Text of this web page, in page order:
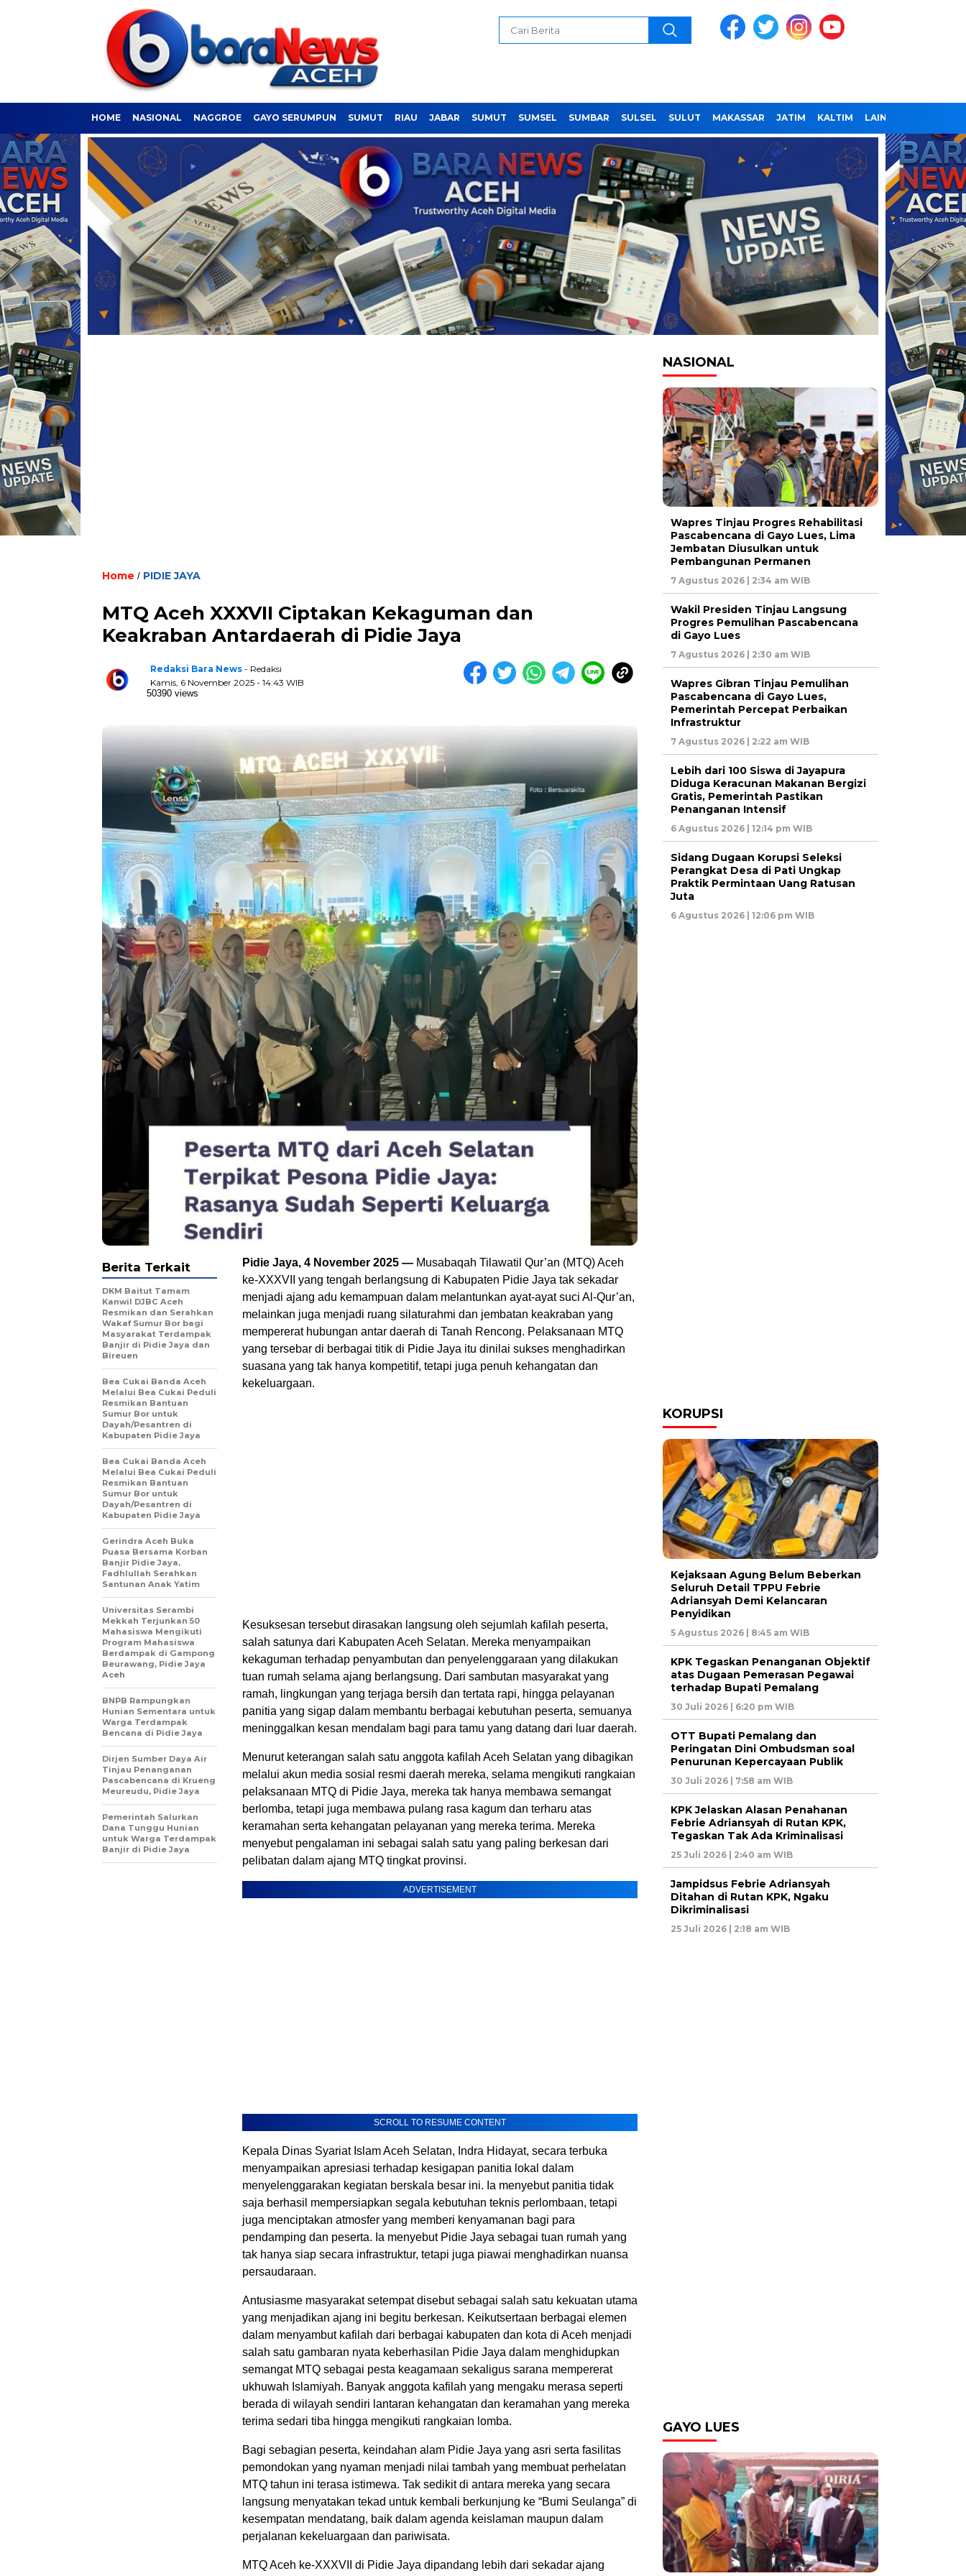
HOME NASIONAL NAGGROE GAYO SERUMPUN SUMUT RIAU JABAR SUMUT SUMSEL SUMBAR SULSEL SULUT MAKASSAR JATIM KALTIM LAINNYA
Home / PIDIE JAYA
MTQ Aceh XXXVII Ciptakan Kekaguman dan
Keakraban Antardaerah di Pidie Jaya
Redaksi Bara News - Redaksi
Kamis, 6 November 2025 - 14:43 WIB
50390 views
Pidie Jaya, 4 November 2025 — Musabaqah Tilawatil Qur’an (MTQ) Aceh
ke-XXXVII yang tengah berlangsung di Kabupaten Pidie Jaya tak sekadar
menjadi ajang adu kemampuan dalam melantunkan ayat-ayat suci Al-Qur’an,
melainkan juga menjadi ruang silaturahmi dan jembatan keakraban yang
mempererat hubungan antar daerah di Tanah Rencong. Pelaksanaan MTQ
yang tersebar di berbagai titik di Pidie Jaya itu dinilai sukses menghadirkan
suasana yang tak hanya kompetitif, tetapi juga penuh kehangatan dan
kekeluargaan.
Kesuksesan tersebut dirasakan langsung oleh sejumlah kafilah peserta,
salah satunya dari Kabupaten Aceh Selatan. Mereka menyampaikan
kekaguman terhadap penyambutan dan penyelenggaraan yang dilakukan
tuan rumah selama ajang berlangsung. Dari sambutan masyarakat yang
ramah, lingkungan yang terjaga bersih dan tertata rapi, hingga pelayanan
panitia yang sigap dalam membantu berbagai kebutuhan peserta, semuanya
meninggalkan kesan mendalam bagi para tamu yang datang dari luar daerah.
Menurut keterangan salah satu anggota kafilah Aceh Selatan yang dibagikan
melalui akun media sosial resmi daerah mereka, selama mengikuti rangkaian
pelaksanaan MTQ di Pidie Jaya, mereka tak hanya membawa semangat
berlomba, tetapi juga membawa pulang rasa kagum dan terharu atas
keramahan serta kehangatan pelayanan yang mereka terima. Mereka
menyebut pengalaman ini sebagai salah satu yang paling berkesan dari
pelibatan dalam ajang MTQ tingkat provinsi.
ADVERTISEMENT
SCROLL TO RESUME CONTENT
Kepala Dinas Syariat Islam Aceh Selatan, Indra Hidayat, secara terbuka
menyampaikan apresiasi terhadap kesigapan panitia lokal dalam
menyelenggarakan kegiatan berskala besar ini. Ia menyebut panitia tidak
saja berhasil mempersiapkan segala kebutuhan teknis perlombaan, tetapi
juga menciptakan atmosfer yang memberi kenyamanan bagi para
pendamping dan peserta. Ia menyebut Pidie Jaya sebagai tuan rumah yang
tak hanya siap secara infrastruktur, tetapi juga piawai menghadirkan nuansa
persaudaraan.
Antusiasme masyarakat setempat disebut sebagai salah satu kekuatan utama
yang menjadikan ajang ini begitu berkesan. Keikutsertaan berbagai elemen
dalam menyambut kafilah dari berbagai kabupaten dan kota di Aceh menjadi
salah satu gambaran nyata keberhasilan Pidie Jaya dalam menghidupkan
semangat MTQ sebagai pesta keagamaan sekaligus sarana mempererat
ukhuwah Islamiyah. Banyak anggota kafilah yang mengaku merasa seperti
berada di wilayah sendiri lantaran kehangatan dan keramahan yang mereka
terima sedari tiba hingga mengikuti rangkaian lomba.
Bagi sebagian peserta, keindahan alam Pidie Jaya yang asri serta fasilitas
pemondokan yang nyaman menjadi nilai tambah yang membuat perhelatan
MTQ tahun ini terasa istimewa. Tak sedikit di antara mereka yang secara
langsung menyatakan tekad untuk kembali berkunjung ke “Bumi Seulanga” di
kesempatan mendatang, baik dalam agenda keislaman maupun dalam
perjalanan kekeluargaan dan pariwisata.
MTQ Aceh ke-XXXVII di Pidie Jaya dipandang lebih dari sekadar ajang
Berita Terkait
DKM Baitut Tamam
Kanwil DJBC Aceh
Resmikan dan Serahkan
Wakaf Sumur Bor bagi
Masyarakat Terdampak
Banjir di Pidie Jaya dan
Bireuen
Bea Cukai Banda Aceh
Melalui Bea Cukai Peduli
Resmikan Bantuan
Sumur Bor untuk
Dayah/Pesantren di
Kabupaten Pidie Jaya
Bea Cukai Banda Aceh
Melalui Bea Cukai Peduli
Resmikan Bantuan
Sumur Bor untuk
Dayah/Pesantren di
Kabupaten Pidie Jaya
Gerindra Aceh Buka
Puasa Bersama Korban
Banjir Pidie Jaya,
Fadhlullah Serahkan
Santunan Anak Yatim
Universitas Serambi
Mekkah Terjunkan 50
Mahasiswa Mengikuti
Program Mahasiswa
Berdampak di Gampong
Beurawang, Pidie Jaya
Aceh
BNPB Rampungkan
Hunian Sementara untuk
Warga Terdampak
Bencana di Pidie Jaya
Dirjen Sumber Daya Air
Tinjau Penanganan
Pascabencana di Krueng
Meureudu, Pidie Jaya
Pemerintah Salurkan
Dana Tunggu Hunian
untuk Warga Terdampak
Banjir di Pidie Jaya
NASIONAL
Wapres Tinjau Progres Rehabilitasi
Pascabencana di Gayo Lues, Lima
Jembatan Diusulkan untuk
Pembangunan Permanen
7 Agustus 2026 | 2:34 am WIB
Wakil Presiden Tinjau Langsung
Progres Pemulihan Pascabencana
di Gayo Lues
7 Agustus 2026 | 2:30 am WIB
Wapres Gibran Tinjau Pemulihan
Pascabencana di Gayo Lues,
Pemerintah Percepat Perbaikan
Infrastruktur
7 Agustus 2026 | 2:22 am WIB
Lebih dari 100 Siswa di Jayapura
Diduga Keracunan Makanan Bergizi
Gratis, Pemerintah Pastikan
Penanganan Intensif
6 Agustus 2026 | 12:14 pm WIB
Sidang Dugaan Korupsi Seleksi
Perangkat Desa di Pati Ungkap
Praktik Permintaan Uang Ratusan
Juta
6 Agustus 2026 | 12:06 pm WIB
KORUPSI
Kejaksaan Agung Belum Beberkan
Seluruh Detail TPPU Febrie
Adriansyah Demi Kelancaran
Penyidikan
5 Agustus 2026 | 8:45 am WIB
KPK Tegaskan Penanganan Objektif
atas Dugaan Pemerasan Pegawai
terhadap Bupati Pemalang
30 Juli 2026 | 6:20 pm WIB
OTT Bupati Pemalang dan
Peringatan Dini Ombudsman soal
Penurunan Kepercayaan Publik
30 Juli 2026 | 7:58 am WIB
KPK Jelaskan Alasan Penahanan
Febrie Adriansyah di Rutan KPK,
Tegaskan Tak Ada Kriminalisasi
25 Juli 2026 | 2:40 am WIB
Jampidsus Febrie Adriansyah
Ditahan di Rutan KPK, Ngaku
Dikriminalisasi
25 Juli 2026 | 2:18 am WIB
GAYO LUES